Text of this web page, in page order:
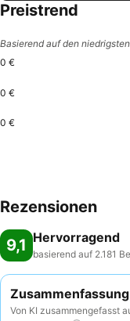
Preistrend
Basierend auf den
0 €
0 €
0 €
Rezensionen
9,1 Hervorragend
basierend auf 2.181
Von KI zusammengefasst